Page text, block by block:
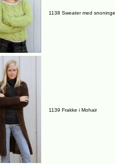
1138 Sweater med
1139 Frakke i Mohair